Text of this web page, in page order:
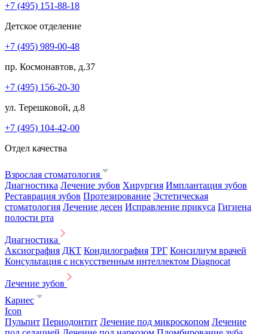
+7 (495) 151-88-18
Детское отделение
+7 (495) 989-00-48
пр. Космонавтов, д.37
+7 (495) 156-20-30
ул. Терешковой, д.8
+7 (495) 104-42-00
Отдел качества
Взрослая стоматология
Диагностика Лечение зубов Хирургия Имплантация зубов
Реставрация зубов Протезирование Эстетическая
стоматология Лечение десен Исправление прикуса Гигиена
полости рта
Диагностика
Аксиография ДКТ Кондилография ТРГ Консилиум врачей
Консультация с искусственным интеллектом Diagnocat
Лечение зубов
Кариес
Icon
Пульпит Периодонтит Лечение под микроскопом Лечение